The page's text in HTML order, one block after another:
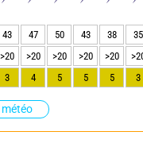
43 47 50 43 38
35
>20 >20 >20 >20 >20
3 4 5 5 5 3